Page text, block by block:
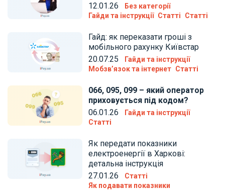
12.01.26
Без категорії
Гайди та інструкції Статті Статті
Гайд: як переказати гроші з
мобільного рахунку Київстар
20.07.25
Гайди та інструкції
Мобзв’язок та інтернет Статті
066, 095, 099 – який оператор
приховується під кодом?
06.01.26
Гайди та інструкції
Статті
Як передати показники
електроенергії в Харкові:
детальна інструкція
27.01.26
Статті
Як подавати показники